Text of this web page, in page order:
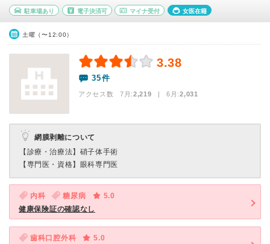
駐車場あり 電子決済可 マイナ受付 女医在籍
土曜（〜12:00）
3.38
35件
アクセス数 7月:2,219 | 6月:2,031
網膜剥離について
【診療・治療法】 硝子体手術
【専門医・資格】 眼科専門医
内科 糖尿病
5.0
健康保険証の確認なし
歯科口腔外科
5.0